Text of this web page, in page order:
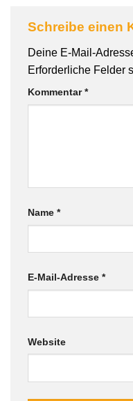
Schreibe einen
Deine E-Mail-
Erforderliche Felder
Kommentar*
Name *
E-Mail-Adresse *
Website